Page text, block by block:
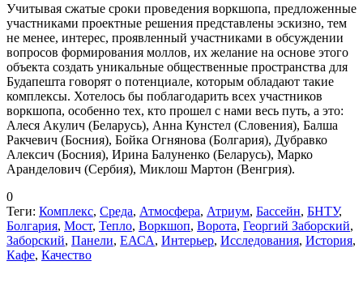
Учитывая сжатые сроки проведения воркшопа, предложенные
участниками проектные решения представлены эскизно, тем
не менее, интерес, проявленный участниками в обсуждении
вопросов формирования моллов, их желание на основе этого
объекта создать уникальные общественные пространства для
Будапешта говорят о потенциале, которым обладают такие
комплексы. Хотелось бы поблагодарить всех участников
воркшопа, особенно тех, кто прошел с нами весь путь, а это:
Алеся Акулич (Беларусь), Анна Кунстел (Словения), Балша
Ракчевич (Босния), Бойка Огнянова (Болгария), Дубравко
Алексич (Босния), Ирина Балуненко (Беларусь), Марко
Аранделович (Сербия), Миклош Мартон (Венгрия).
0
Теги: Комплекс, Среда, Атмосфера, Атриум, Бассейн, БНТУ,
Болгария, Мост, Тепло, Воркшоп, Ворота, Георгий Заборский,
Заборский, Панели, ЕАСА, Интерьер, Исследования, История,
Кафе, Качество